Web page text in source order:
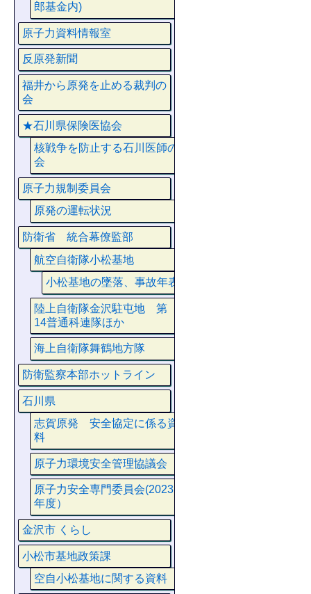
郎基金内)
原子力資料情報室
反原発新聞
福井から原発を止める裁判の
会
★石川県保険医協会
核戦争を防止する石川医師の
会
原子力規制委員会
原発の運転状況
防衛省 統合幕僚監部
航空自衛隊小松基地
小松基地の墜落、事故年表
陸上自衛隊金沢駐屯地 第
14普通科連隊ほか
海上自衛隊舞鶴地方隊
防衛監察本部ホットライン
石川県
志賀原発 安全協定に係る資
料
原子力環境安全管理協議会
原子力安全専門委員会(2023
年度）
金沢市 くらし
小松市基地政策課
空自小松基地に関する資料